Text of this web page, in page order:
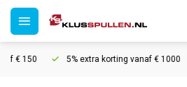
€ 150 5% extra korting vanaf € 1000